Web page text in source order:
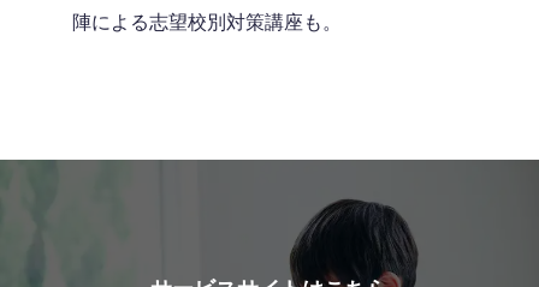
陣による志望校別対策講座も。